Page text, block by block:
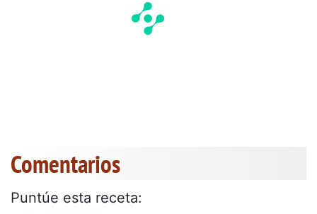
Comentarios
Puntúe esta receta: